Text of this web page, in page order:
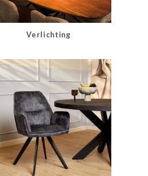
Verlichting